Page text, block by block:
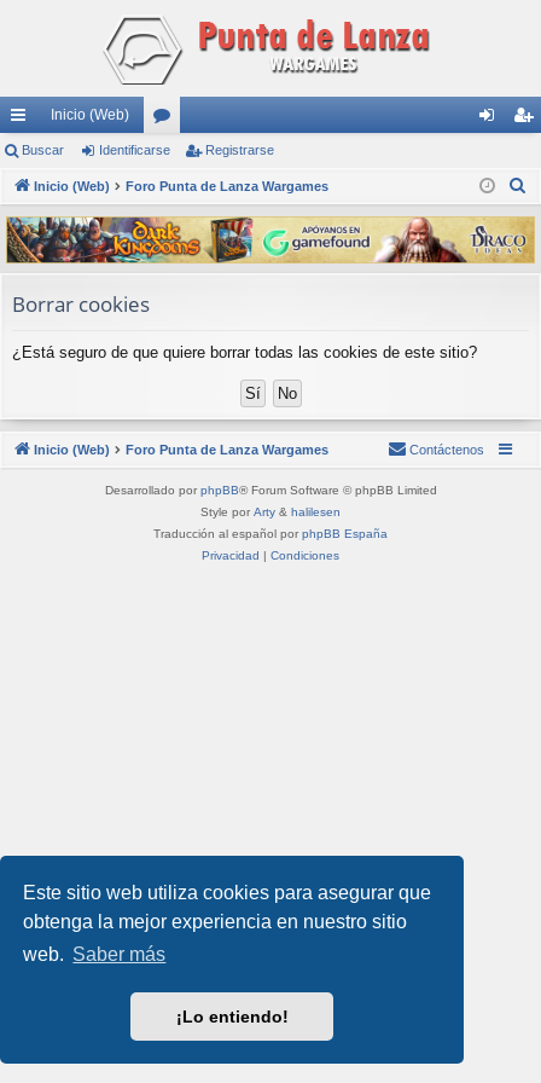
Este sitio web utiliza cookies para asegurar que
obtenga la mejor experiencia en nuestro sitio
web. Saber más
¡Lo entiendo!
nl
ac
es
rá
pi
Inicio (Web)
or
os nti
fic
ar
ist
ra
rs
Buscar Identificarse Registrarse
Inicio (Web) Foro Punta de Lanza Wargames
s
c
Borrar cookies
¿Está seguro de que quiere borrar todas las cookies de este sitio?
Inicio (Web) Foro Punta de Lanza Wargames Contáctenos
Desarrollado por phpBB® Forum Software © phpBB Limited
Style por Arty & halilesen
Traducción al español por phpBB España
Privacidad | Condiciones